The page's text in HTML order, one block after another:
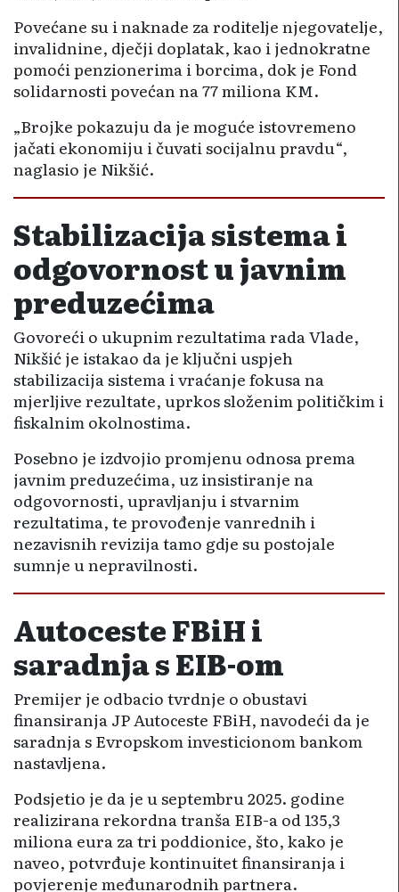
Povećane su i naknade za roditelje njegovatelje,
invalidnine, dječji doplatak, kao i jednokratne
pomoći penzionerima i borcima, dok je Fond
solidarnosti povećan na 77 miliona KM.
„Brojke pokazuju da je moguće istovremeno
jačati ekonomiju i čuvati socijalnu pravdu“,
naglasio je Nikšić.
Stabilizacija sistema i
odgovornost u javnim
preduzećima
Govoreći o ukupnim rezultatima rada Vlade,
Nikšić je istakao da je ključni uspjeh
stabilizacija sistema i vraćanje fokusa na
mjerljive rezultate, uprkos složenim političkim i
fiskalnim okolnostima.
Posebno je izdvojio promjenu odnosa prema
javnim preduzećima, uz insistiranje na
odgovornosti, upravljanju i stvarnim
rezultatima, te provođenje vanrednih i
nezavisnih revizija tamo gdje su postojale
sumnje u nepravilnosti.
Autoceste FBiH i
saradnja s EIB-om
Premijer je odbacio tvrdnje o obustavi
finansiranja JP Autoceste FBiH, navodeći da je
saradnja s Evropskom investicionom bankom
nastavljena.
Podsjetio je da je u septembru 2025. godine
realizirana rekordna tranša EIB-a od 135,3
miliona eura za tri poddionice, što, kako je
naveo, potvrđuje kontinuitet finansiranja i
povjerenje međunarodnih partnera.